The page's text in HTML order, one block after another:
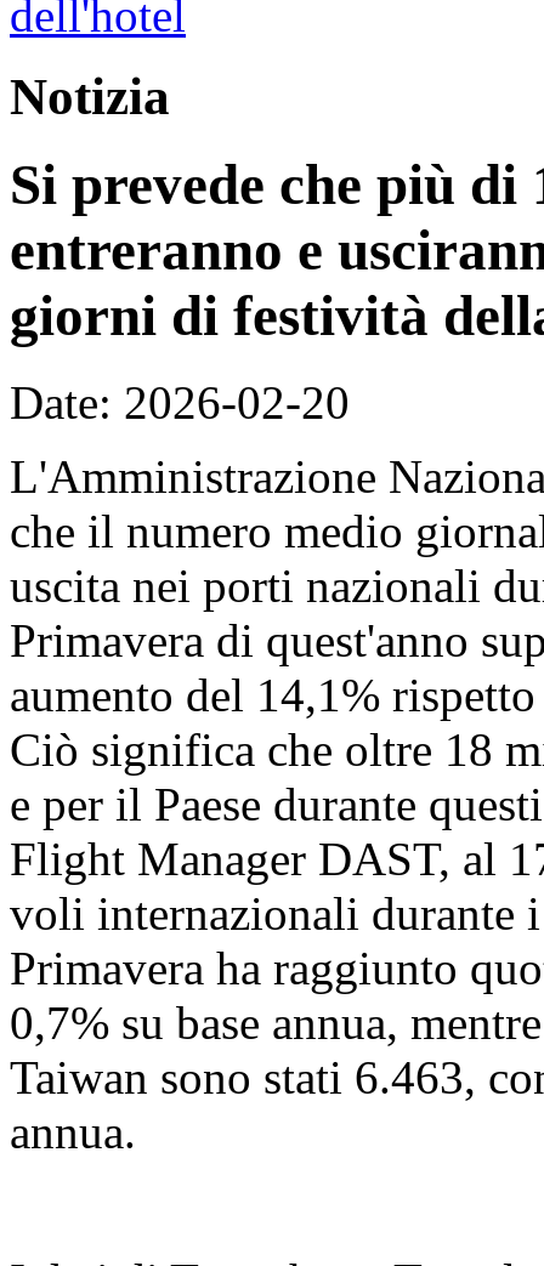
Notizia
Si prevede che più
entreranno e
giorni di festività
Date: 2026-02-20
L'Amministrazione
che il numero medio
uscita nei porti nazionali
Primavera di quest'anno
aumento del 14,1%
Ciò significa che oltre 18
e per il Paese durante
Flight Manager DAST, al
voli internazionali durante
Primavera ha raggiunto
0,7% su base annua,
Taiwan sono stati 6.463,
annua.